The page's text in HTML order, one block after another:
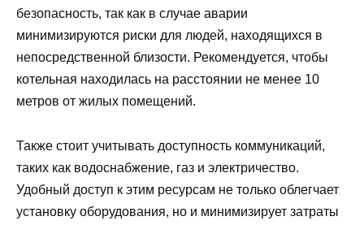
безопасность, так как в случае аварии
минимизируются риски для людей, находящихся в
непосредственной близости. Рекомендуется, чтобы
котельная находилась на расстоянии не менее 10
метров от жилых помещений.
Также стоит учитывать доступность коммуникаций,
таких как водоснабжение, газ и электричество.
Удобный доступ к этим ресурсам не только облегчает
установку оборудования, но и минимизирует затраты